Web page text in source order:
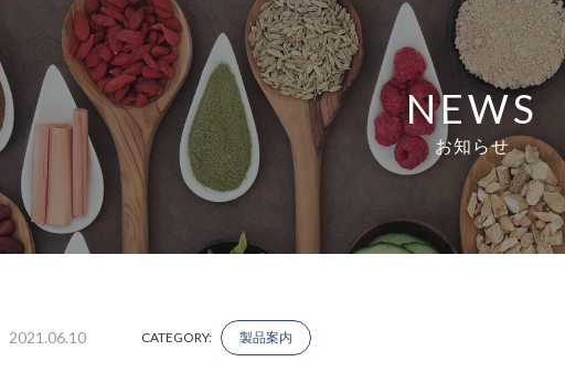
NEWS
お知らせ
2021.06.10 CATEGORY: 製品案内